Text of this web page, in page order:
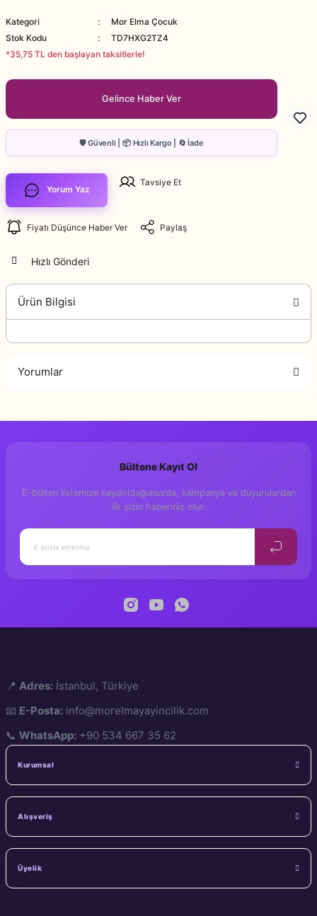
Kategori
Mor Elma Çocuk
Stok Kodu
TD7HXG2TZ4
*35,75 TL den başlayan taksitlerle!
Gelince Haber Ver
Yorum Yaz
Tavsiye Et
Fiyatı Düşünce Haber Ver Paylaş
Hızlı Gönderi
Ürün Bilgisi
Yorumlar
Yorum Yaz
Bültene Kayıt Ol
E-bülten listemize kaydolduğunuzda, kampanya ve duyurulardan
ilk sizin haberiniz olur.
📍 Adres: İstanbul, Türkiye
📧 E-Posta: info@morelmayayincilik.com
📞 WhatsApp: +90 534 667 35 62
Kurumsal
Alışveriş
Üyelik